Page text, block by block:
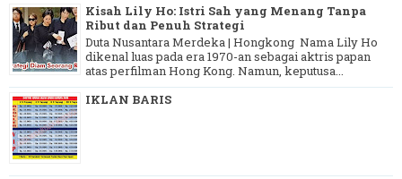
Kisah Lily Ho: Istri Sah yang Menang Tanpa
Ribut dan Penuh Strategi
Duta Nusantara Merdeka | Hongkong Nama Lily Ho
dikenal luas pada era 1970-an sebagai aktris papan
atas perfilman Hong Kong. Namun, keputusa...
IKLAN BARIS